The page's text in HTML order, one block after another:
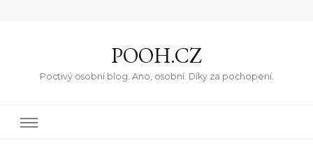
POOH.CZ
Poctivý osobní blog. Ano, osobní. Díky za pochopení.